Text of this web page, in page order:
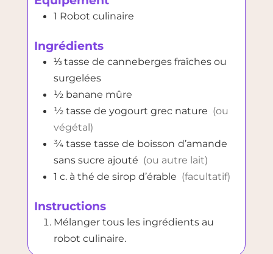
1 Robot culinaire
Ingrédients
⅓ tasse de canneberges fraîches ou
surgelées
½ banane mûre
½ tasse de yogourt grec nature (ou
végétal)
¾ tasse tasse de boisson d’amande
sans sucre ajouté (ou autre lait)
1 c. à thé de sirop d’érable (facultatif)
Instructions
Mélanger tous les ingrédients au
robot culinaire.